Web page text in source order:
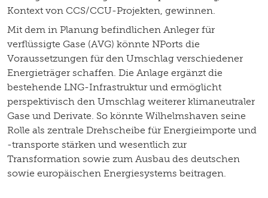
Kontext von CCS/CCU-Projekten, gewinnen.
Mit dem in Planung befindlichen Anleger für
verflüssigte Gase (AVG) könnte NPorts die
Voraussetzungen für den Umschlag verschiedener
Energieträger schaffen. Die Anlage ergänzt die
bestehende LNG-Infrastruktur und ermöglicht
perspektivisch den Umschlag weiterer klimaneutraler
Gase und Derivate. So könnte Wilhelmshaven seine
Rolle als zentrale Drehscheibe für Energieimporte und
-transporte stärken und wesentlich zur
Transformation sowie zum Ausbau des deutschen
sowie europäischen Energiesystems beitragen.